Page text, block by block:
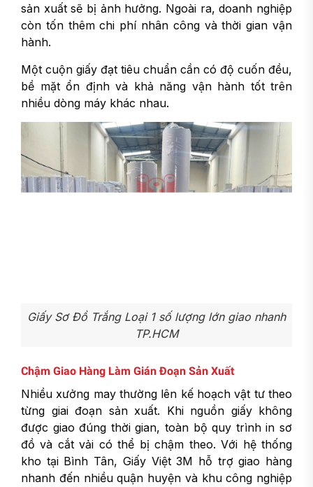
sản xuất sẽ bị ảnh hưởng. Ngoài ra, doanh nghiệp
còn tốn thêm chi phí nhân công và thời gian vận
hành.
Một cuộn giấy đạt tiêu chuẩn cần có độ cuốn đều,
bề mặt ổn định và khả năng vận hành tốt trên
nhiều dòng máy khác nhau.
Giấy Sơ Đồ Trắng Loại 1 số lượng lớn giao nhanh
TP.HCM
Chậm Giao Hàng Làm Gián Đoạn Sản Xuất
Nhiều xưởng may thường lên kế hoạch vật tư theo
từng giai đoạn sản xuất. Khi nguồn giấy không
được giao đúng thời gian, toàn bộ quy trình in sơ
đồ và cắt vải có thể bị chậm theo. Với hệ thống
kho tại Bình Tân, Giấy Việt 3M hỗ trợ giao hàng
nhanh đến nhiều quận huyện và khu công nghiệp